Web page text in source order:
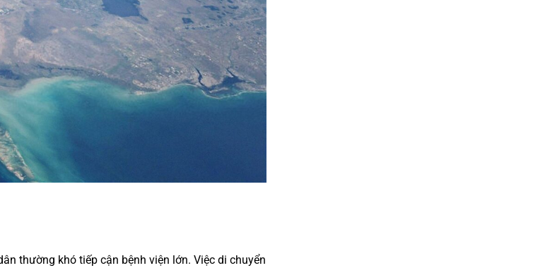
thường khó tiếp cận bệnh viện lớn. Việc di chuyển